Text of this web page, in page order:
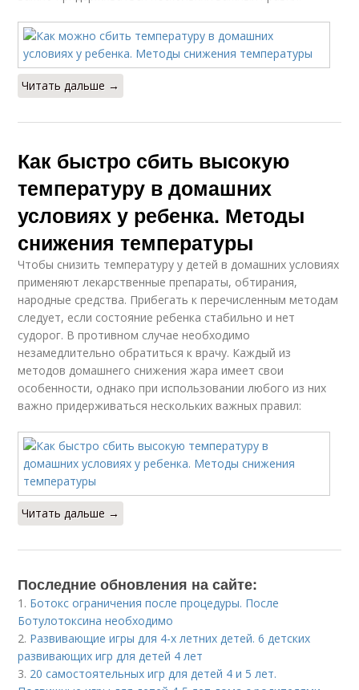
Читать дальше →
Как быстро сбить высокую
температуру в домашних
условиях у ребенка. Методы
снижения температуры
Чтобы снизить температуру у детей в домашних условиях
применяют лекарственные препараты, обтирания,
народные средства. Прибегать к перечисленным методам
следует, если состояние ребенка стабильно и нет
судорог. В противном случае необходимо
незамедлительно обратиться к врачу. Каждый из
методов домашнего снижения жара имеет свои
особенности, однако при использовании любого из них
важно придерживаться нескольких важных правил:
Читать дальше →
Последние обновления на сайте:
1. Ботокс ограничения после процедуры. После
Ботулотоксина необходимо
2. Развивающие игры для 4-х летних детей. 6 детских
развивающих игр для детей 4 лет
3. 20 самостоятельных игр для детей 4 и 5 лет.